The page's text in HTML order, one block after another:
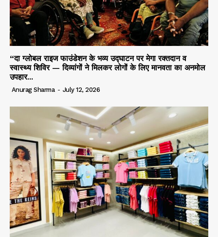
“दा ग्लोबल राइज फाउंडेशन के भव्य उद्घाटन पर मेगा रक्तदान व
स्वास्थ्य शिविर — दिव्यांगों ने मिलकर लोगों के लिए मानवता का अनमोल
उपहार...
Anurag Sharma - July 12, 2026